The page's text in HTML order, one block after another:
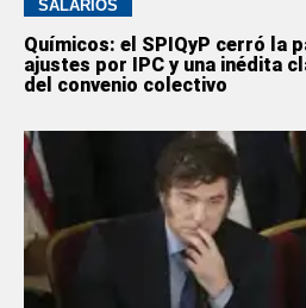
SALARIOS
Químicos: el SPIQyP cerró la
ajustes por IPC y una inédita
del convenio colectivo